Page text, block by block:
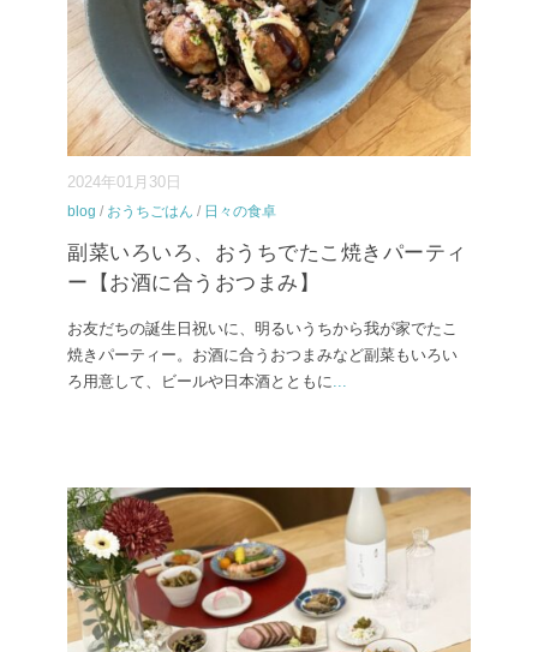
2024年01月30日
blog / おうちごはん / 日々の食卓
副菜いろいろ、おうちでたこ焼きパーティ
ー【お酒に合うおつまみ】
お友だちの誕生日祝いに、明るいうちから我が家でたこ
焼きパーティー。お酒に合うおつまみなど副菜もいろい
ろ用意して、ビールや日本酒とともに...